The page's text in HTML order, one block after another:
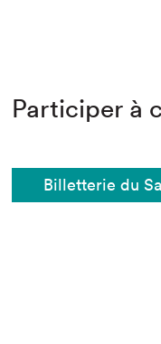
Participer à
Billetterie du